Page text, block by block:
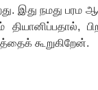
இது நமது
,
கூறுகிறேன்.